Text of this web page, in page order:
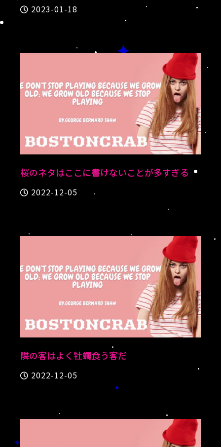
2023-01-18
桜のネタはここに書けないことが多すぎる
2022-12-05
隣の客はよく牡蠣食う客だ
2022-12-05